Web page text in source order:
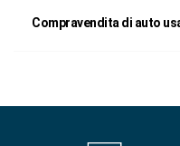
Compravendita di auto